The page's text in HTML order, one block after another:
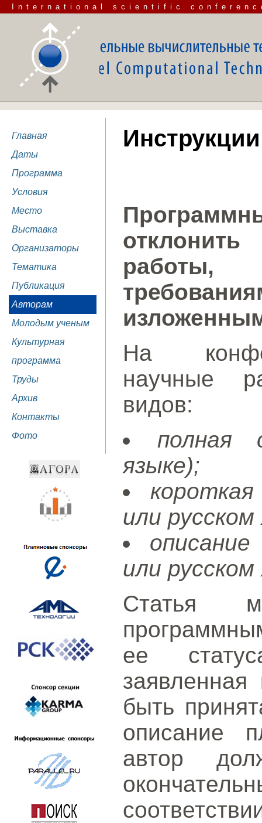
International scientific
Главная
Даты
Программа
Условия
Место
Выставка
Организаторы
Тематика
Публикация
Авторам
Молодым ученым
Культурная
программа
Труды
Архив
Контакты
Фото
работы,
На
научные
видов:
полная
языке);
или русском
или русском
Статья
ее
быть
описание
автор